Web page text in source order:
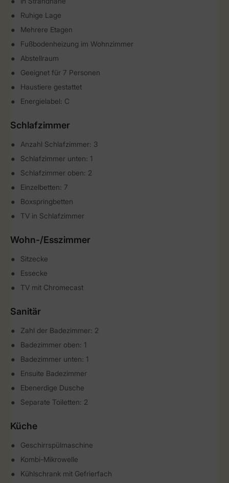
Ruhige Lage
Mehrere Etagen
Fußbodenheizung im Wohnzimmer
Abstellraum
Geeignet für 7 Personen
Haustiere gestattet
Energielabel: C
Schlafzimmer
Anzahl Schlafzimmer: 3
Schlafzimmer unten: 1
Schlafzimmer oben: 2
Einzelbetten: 7
Boxspringbetten
TV in Schlafzimmer
Wohn-/Esszimmer
Sitzecke
Essecke
TV mit Chromecast
Sanitär
Zahl der Badezimmer: 2
Badezimmer oben: 1
Badezimmer unten: 1
Ensuite Badezimmer
Ebenerdige Dusche
Separate Toiletten: 2
Küche
Geschirrspülmaschine
Kombi-Mikrowelle
Kühlschrank mit Gefrierfach